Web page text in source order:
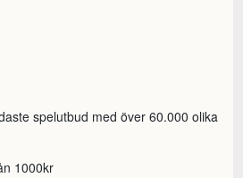
spelutbud med över 60.000 olika
1000kr